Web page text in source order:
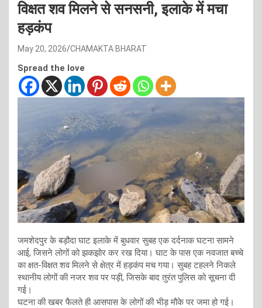
विक्षत शव मिलने से सनसनी, इलाके में मचा
हड़कंप
May 20, 2026 CHAMAKTA BHARAT
Spread the love
जमशेदपुर के बड़ौदा घाट इलाके में बुधवार सुबह एक दर्दनाक घटना सामने
आई, जिसने लोगों को झकझोर कर रख दिया। घाट के पास एक नवजात बच्चे
का क्षत-विक्षत शव मिलने से क्षेत्र में हड़कंप मच गया। सुबह टहलने निकले
स्थानीय लोगों की नजर शव पर पड़ी, जिसके बाद तुरंत पुलिस को सूचना दी
गई।
घटना की खबर फैलते ही आसपास के लोगों की भीड़ मौके पर जमा हो गई।